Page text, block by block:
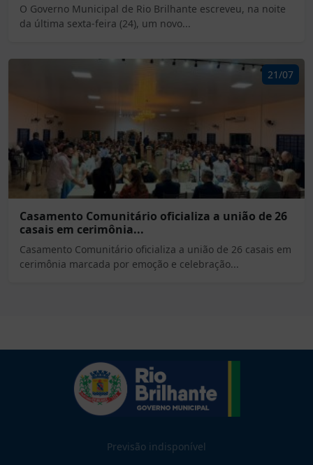
O Governo Municipal de Rio Brilhante escreveu, na noite
da última sexta-feira (24), um novo...
21/07
Casamento Comunitário oficializa a união de 26
casais em cerimônia...
Casamento Comunitário oficializa a união de 26 casais em
cerimônia marcada por emoção e celebração...
Previsão indisponível